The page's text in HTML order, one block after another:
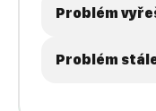
Problém
Problém